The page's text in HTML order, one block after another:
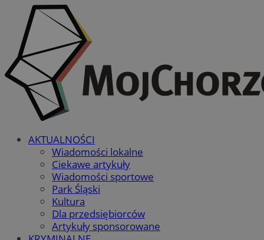
AKTUALNOŚCI
Wiadomości lokalne
Ciekawe artykuły
Wiadomości sportowe
Park Śląski
Kultura
Dla przedsiębiorców
Artykuły sponsorowane